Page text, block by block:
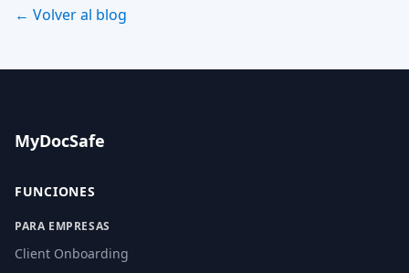
← Volver al blog
MyDocSafe
FUNCIONES
PARA EMPRESAS
Client Onboarding